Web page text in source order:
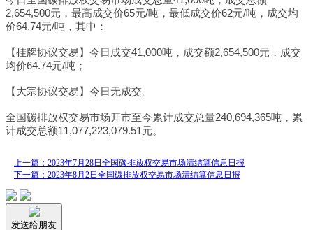
2,654,500元，最高成交价65元/吨，最低成交价62元/吨，成交均
价64.74元/吨，其中：
【挂牌协议交易】今日成交41,000吨，成交额2,654,500元，成交
均价64.74元/吨；
【大宗协议交易】今日无成交。
全国碳排放权交易市场开市至今累计成交总量240,694,365吨，累
计成交总额11,077,223,079.51元。
上一篇：2023年7月28日全国碳排放权交易市场清结算信息日报
下一篇：2023年8月2日全国碳排放权交易市场清结算信息日报
发送给朋友